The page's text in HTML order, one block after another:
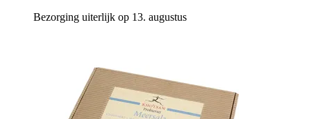
Bezorging uiterlijk op 13. augustus